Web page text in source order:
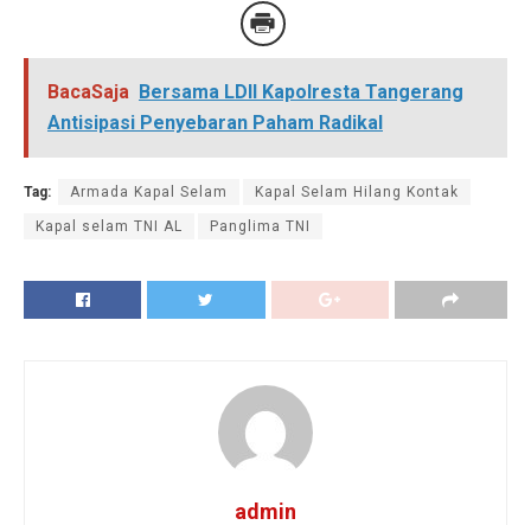
BacaSaja Bersama LDII Kapolresta Tangerang
Antisipasi Penyebaran Paham Radikal
Tag: Armada Kapal Selam Kapal Selam Hilang Kontak
Kapal selam TNI AL Panglima TNI
admin